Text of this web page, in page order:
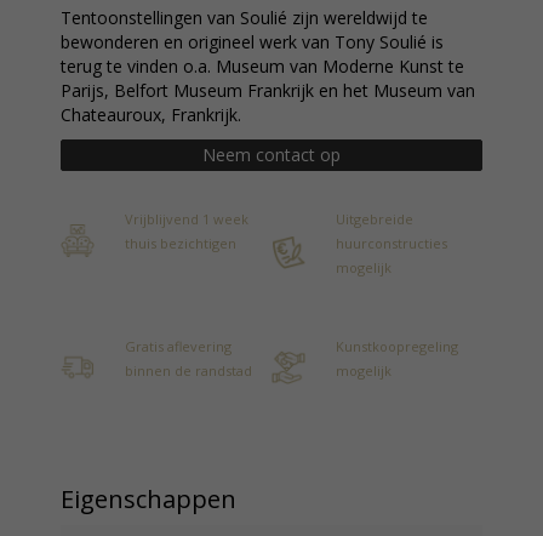
Tentoonstellingen van Soulié zijn wereldwijd te
bewonderen en origineel werk van Tony Soulié is
terug te vinden o.a. Museum van Moderne Kunst te
Parijs, Belfort Museum Frankrijk en het Museum van
Chateauroux, Frankrijk.
Neem contact op
Vrijblijvend 1 week
thuis bezichtigen
Uitgebreide
huurconstructies
mogelijk
Gratis aflevering
binnen de randstad
Kunstkoopregeling
mogelijk
Eigenschappen